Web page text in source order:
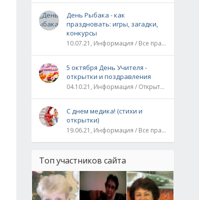
День Рыбака - как
праздновать: игры, загадки,
конкурсы
10.07.21, Информация / Все праздники
5 октября День Учителя -
открытки и поздравления
04.10.21, Информация / Открытки / Все праздники
С днем медика! (стихи и
открытки)
19.06.21, Информация / Все праздники
Топ участников сайта